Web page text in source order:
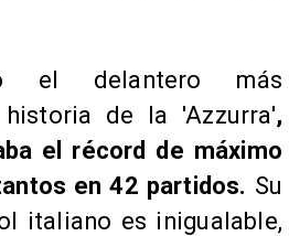
el delantero más
de la 'Azzurra',
el récord de máximo
en 42 partidos. Su
italiano es inigualable,